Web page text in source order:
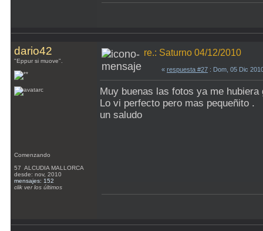
dario42
"Eppur si muove".
Comenzando
57 ALCUDIA MALLORCA
desde: nov, 2010
mensajes: 152
clik ver los últimos
re.: Saturno 04/12/2010
« respuesta #27 : Dom, 05 Dic
Muy buenas las fotos ya me
Lo vi perfecto pero mas pequeñito .
un saludo